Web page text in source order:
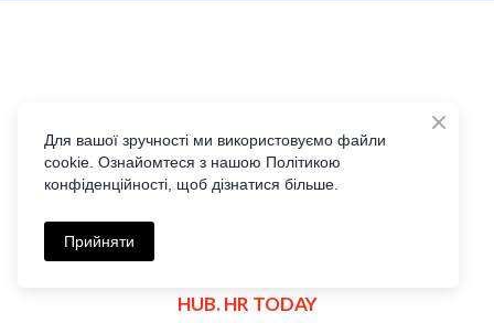
HUB. HR TODAY
Для вашої зручності ми використовуємо файли
cookie. Ознайомтеся з нашою Політикою
конфіденційності, щоб дізнатися більше.
Прийняти